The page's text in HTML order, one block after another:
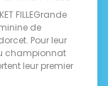
FILLEGrande
de
Pour leur
championnat
leur premier